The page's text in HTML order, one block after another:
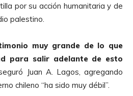
por su acción humanitaria y de
palestino.
muy grande de lo que
para salir adelante de esto
Juan A. Lagos, agregando
chileno “ha sido muy débil”.